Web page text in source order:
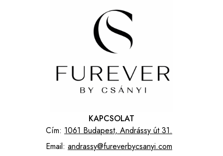
KAPCSOLAT
Cím: 1061 Budapest, Andrássy út 31.
Email: andrassy@fureverbycsanyi.com